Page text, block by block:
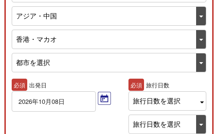
必須 出発日
2026年10月08日
必須 旅行日数
旅行日数を選択